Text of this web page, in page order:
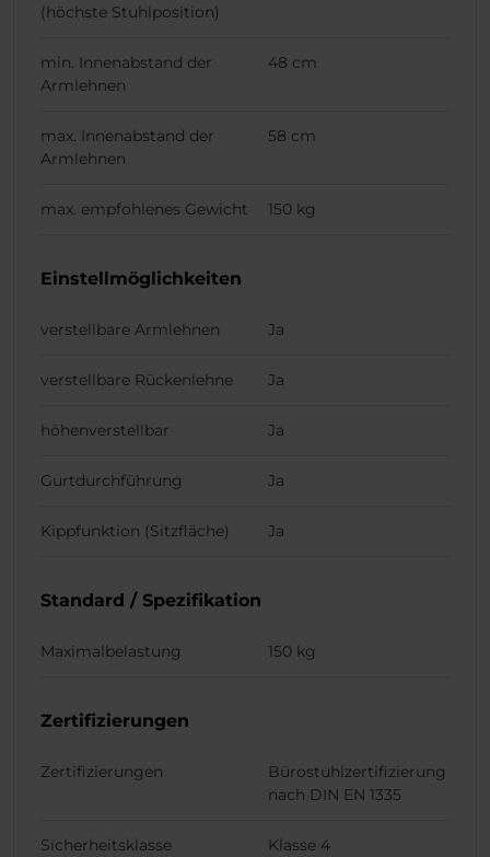
(höchste Stuhlposition)
min. Innenabstand der
Armlehnen
48 cm
max. Innenabstand der
Armlehnen
58 cm
max. empfohlenes Gewicht 150 kg
Einstellmöglichkeiten
verstellbare Armlehnen Ja
verstellbare Rückenlehne Ja
höhenverstellbar Ja
Gurtdurchführung Ja
Kippfunktion (Sitzfläche) Ja
Standard / Spezifikation
Maximalbelastung 150 kg
Zertifizierungen
Zertifizierungen
Bürostuhlzertifizierung
nach DIN EN 1335
Sicherheitsklasse Klasse 4